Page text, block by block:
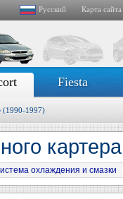
Русский Карта сайта
Fiesta
(1990-1997)
картера
охлаждения и смазки